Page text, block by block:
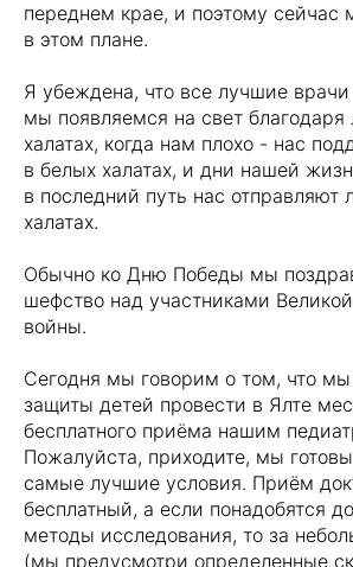
переднем крае, и поэтому сейчас
в этом плане.
Я убеждена, что все лучшие врачи
мы появляемся на свет
халатах, когда нам плохо - нас
в белых халатах, и дни нашей
в последний путь нас отправляют
халатах.
Обычно ко Дню Победы мы
шефство над участниками
войны.
Сегодня мы говорим о том, что
защиты детей провести в Ялте
бесплатного приёма нашим
Пожалуйста, приходите, мы
самые лучшие условия. Приём
бесплатный, а если понадобятся
методы исследования, то за
(мы предусмотри определенные